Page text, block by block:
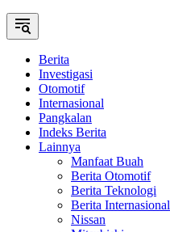
Berita
Investigasi
Otomotif
Internasional
Pangkalan
Indeks Berita
Lainnya
Manfaat Buah
Berita Otomotif
Berita Teknologi
Berita Internasional
Nissan